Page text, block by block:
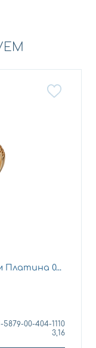
Платина 0...
5879-00-404-1110
3,16